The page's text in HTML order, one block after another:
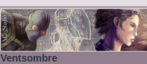
Ventsombre